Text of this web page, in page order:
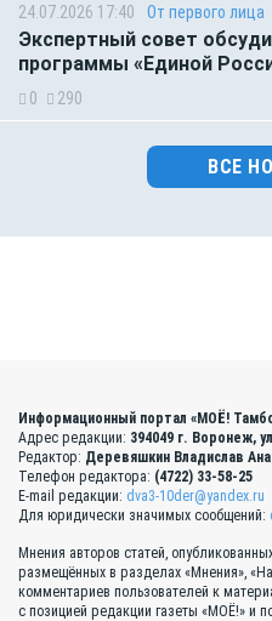
24.07.2026 17:40 От первого лица
Экспертный совет
программы «Единой
0 290
ВСЕ
Информационный портал «МОЁ!
Адрес редакции: 394049 г. Воронеж,
Редактор: Деревяшкин Владислав
Телефон редактора: (4722) 33-58-25
E-mail редакции: dva3-10der@yandex.ru
Для юридически значимых сообщений:
Мнения авторов статей,
размещённых в разделах «Мнения»,
комментариев пользователей к
с позицией редакции газеты «МОЁ!» и